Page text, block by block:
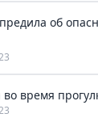
об
время